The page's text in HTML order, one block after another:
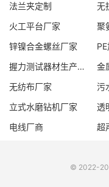
法兰夹定制
无
火工平台厂家
锌镍合金螺丝厂家
握力测试器材生产厂家
金
无纺布厂家
污
立式水磨钻机厂家
透
电线厂商
超
© 2022-